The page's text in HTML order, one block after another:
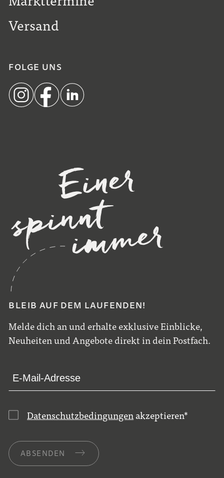
BLEIB AUF DEM LAUFENDEN!
Melde dich an und erhalte exklusive Einblicke,
Neuheiten und Angebote direkt in dein Postfach.
Datenschutzbedingungen akzeptieren*
ABSENDEN
Versand
FOLGE UNS